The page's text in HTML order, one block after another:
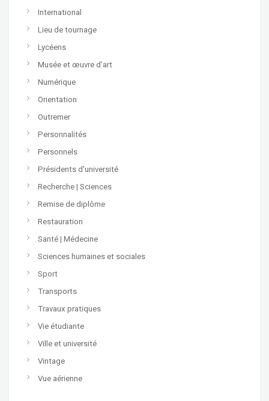
International
Lieu de tournage
Lycéens
Musée et œuvre d’art
Numérique
Orientation
Outremer
Personnalités
Personnels
Présidents d'université
Recherche | Sciences
Remise de diplôme
Restauration
Santé | Médecine
Sciences humaines et sociales
Sport
Transports
Travaux pratiques
Vie étudiante
Ville et université
Vintage
Vue aérienne